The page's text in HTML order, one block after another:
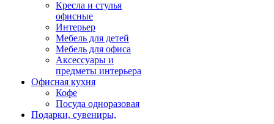
Кресла и стулья
офисные
Интерьер
Мебель для детей
Мебель для офиса
Аксессуары и
предметы интерьера
Офисная кухня
Кофе
Посуда одноразовая
Подарки, сувениры,